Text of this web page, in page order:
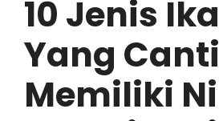
10 Jenis
Yang
Memiliki